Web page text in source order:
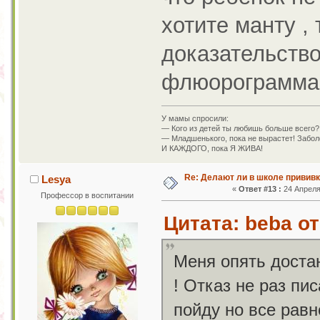
хотите манту ,
У мамы спросили:
— Кого из детей ты любишь больше всего?
— Младшенького, пока не вырастет!
И КАЖДОГО, пока Я ЖИВА!
Lesya
Профессор в воспитании
Re: Делают ли в школе
«Ответ #13 : 24
Цитата: beba
Меня опять
! Отказ не раз
пойду но все